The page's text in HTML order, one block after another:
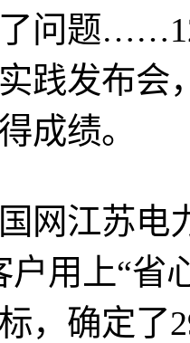
问题
践发布会
成绩。
江苏电
户用上“省
，确定了